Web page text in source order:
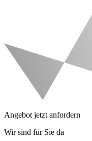
Angebot jetzt anfordern
Wir sind für Sie da